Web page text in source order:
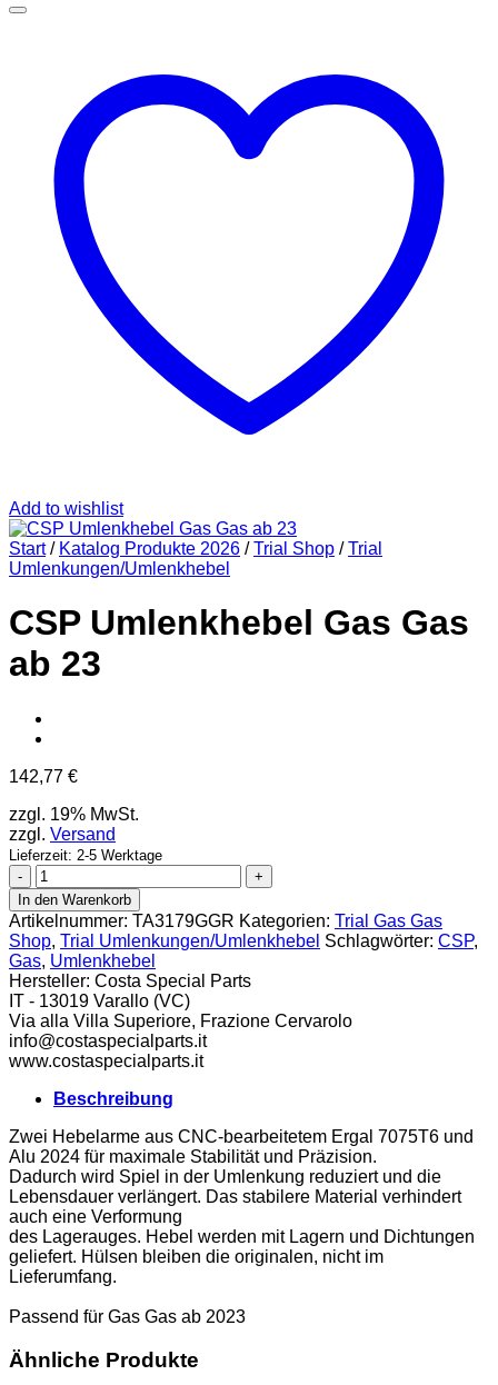
Add to wishlist
Start / Katalog Produkte 2026 / Trial Shop / Trial
Umlenkungen/Umlenkhebel
CSP Umlenkhebel Gas Gas
ab 23
142,77 €
zzgl. 19% MwSt.
zzgl. Versand
Lieferzeit: 2-5 Werktage
CSP
Umlenkhebel
Gas
Gas
ab
23
Menge
In den Warenkorb
Artikelnummer: TA3179GGR Kategorien: Trial Gas Gas
Shop, Trial Umlenkungen/Umlenkhebel Schlagwörter: CSP,
Gas, Umlenkhebel
Hersteller: Costa Special Parts
IT - 13019 Varallo (VC)
Via alla Villa Superiore, Frazione Cervarolo
info@costaspecialparts.it
www.costaspecialparts.it
Beschreibung
Zwei Hebelarme aus CNC-bearbeitetem Ergal 7075T6 und
Alu 2024 für maximale Stabilität und Präzision.
Dadurch wird Spiel in der Umlenkung reduziert und die
Lebensdauer verlängert. Das stabilere Material verhindert
auch eine Verformung
des Lagerauges. Hebel werden mit Lagern und Dichtungen
geliefert. Hülsen bleiben die originalen, nicht im
Lieferumfang.
Passend für Gas Gas ab 2023
Ähnliche Produkte